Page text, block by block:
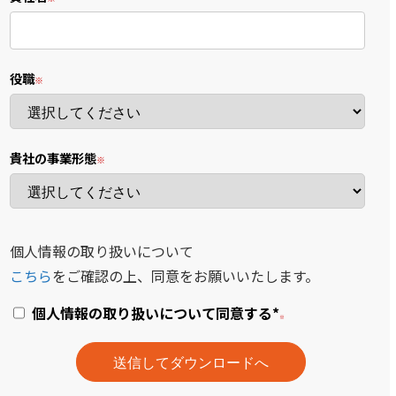
役職
貴社の事業形態
個人情報の取り扱いについて
こちらをご確認の上、同意をお願いいたします。
個人情報の取り扱いについて同意する*